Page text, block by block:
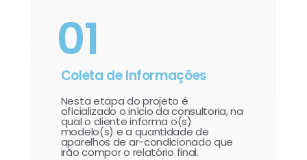
01
Coleta de Informações
Nesta etapa do projeto é
oficializado o início da consultoria, na
qual o cliente informa o(s)
modelo(s) e a quantidade de
aparelhos de ar-condicionado que
irão compor o relatório final.​